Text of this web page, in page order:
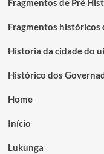
Fragmentos de Pré
Fragmentos históricos
Historia da cidade do
Histórico dos
Home
Início
Lukunga